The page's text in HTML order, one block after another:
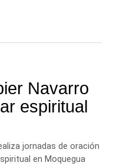
Navarro
espiritual
jornadas de oración
en Moquegua